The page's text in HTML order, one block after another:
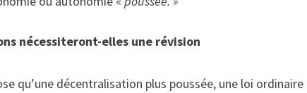
nécessiteront-elles une révision
qu’une décentralisation plus poussée, une loi ordinaire